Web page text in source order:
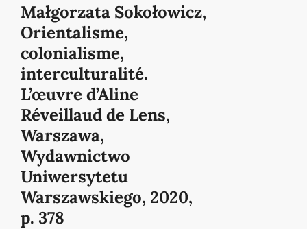
Małgorzata Sokołowicz,
Orientalisme,
colonialisme,
interculturalité.
L’œuvre d’Aline
Réveillaud de Lens,
Warszawa,
Wydawnictwo
Uniwersytetu
Warszawskiego, 2020,
p. 378